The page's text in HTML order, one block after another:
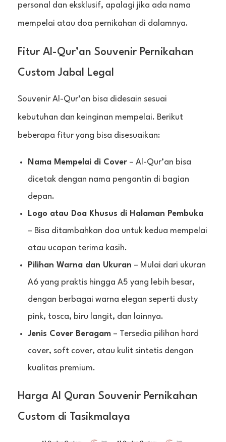
personal dan eksklusif, apalagi jika ada nama
mempelai atau doa pernikahan di dalamnya.
Fitur Al-Qur’an Souvenir Pernikahan
Custom Jabal Legal
Souvenir Al-Qur’an bisa didesain sesuai
kebutuhan dan keinginan mempelai. Berikut
beberapa fitur yang bisa disesuaikan:
Nama Mempelai di Cover– Al-Qur’an bisa
dicetak dengan nama pengantin di bagian
depan.
Logo atau Doa Khusus di Halaman Pembuka
– Bisa ditambahkan doa untuk kedua mempelai
atau ucapan terima kasih.
Pilihan Warna dan Ukuran – Mulai dari ukuran
A6 yang praktis hingga A5 yang lebih besar,
dengan berbagai warna elegan seperti dusty
pink, tosca, biru langit, dan lainnya.
Jenis Cover Beragam– Tersedia pilihan hard
cover, soft cover, atau kulit sintetis dengan
kualitas premium.
Harga Al Quran Souvenir Pernikahan
Custom di Tasikmalaya